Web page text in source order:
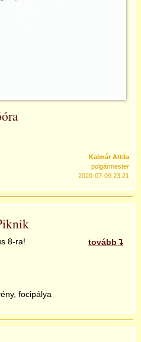
Kalmár Attila
polgármester
2020-07-09 23:21
tovább
8-ra!
focipálya